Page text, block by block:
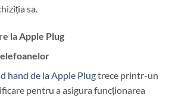
sa.
la Apple Plug
hand de la Apple Plugtrece printr-un
pentru a asigura funcționarea